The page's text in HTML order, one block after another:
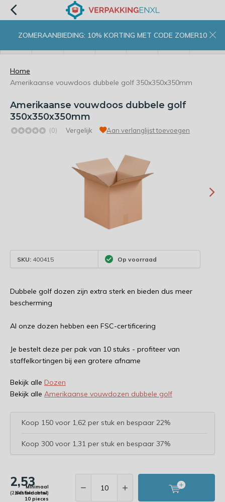
ZOMERAANBIEDING: 10% KORTING MET CODE ZOMER10
Home
Amerikaanse vouwdoos dubbele golf 350x350x350mm
Amerikaanse vouwdoos dubbele golf
350x350x350mm
(0) Vergelijk Aan verlanglijst toevoegen
SKU: 400415 Op voorraad
Dubbele golf dozen zijn extra sterk en bieden dus meer
bescherming
Al onze dozen hebben een FSC-certificering
Je bestelt deze per pak van 10 stuks - profiteer van
staffelkortingen bij een grotere afname
Bekijk alle Dozen
Bekijk alle Amerikaanse vouwdozen dubbele golf
Koop 150 voor 1,62 per stuk en bespaar 22%
Koop 300 voor 1,31 per stuk en bespaar 37%
2,53
(2,09 Excl. btw)
Minimaal
bestelaantal:
10 pieces